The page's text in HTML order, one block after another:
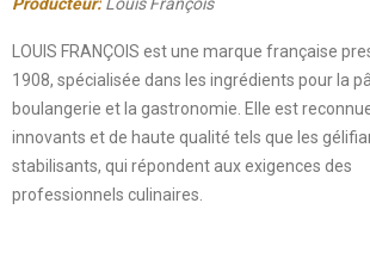
LOUIS FRANÇOIS est une marque française
1908, spécialisée dans les ingrédients pour la
boulangerie et la gastronomie. Elle est
innovants et de haute qualité tels que les
stabilisants, qui répondent aux exigences des
professionnels culinaires.